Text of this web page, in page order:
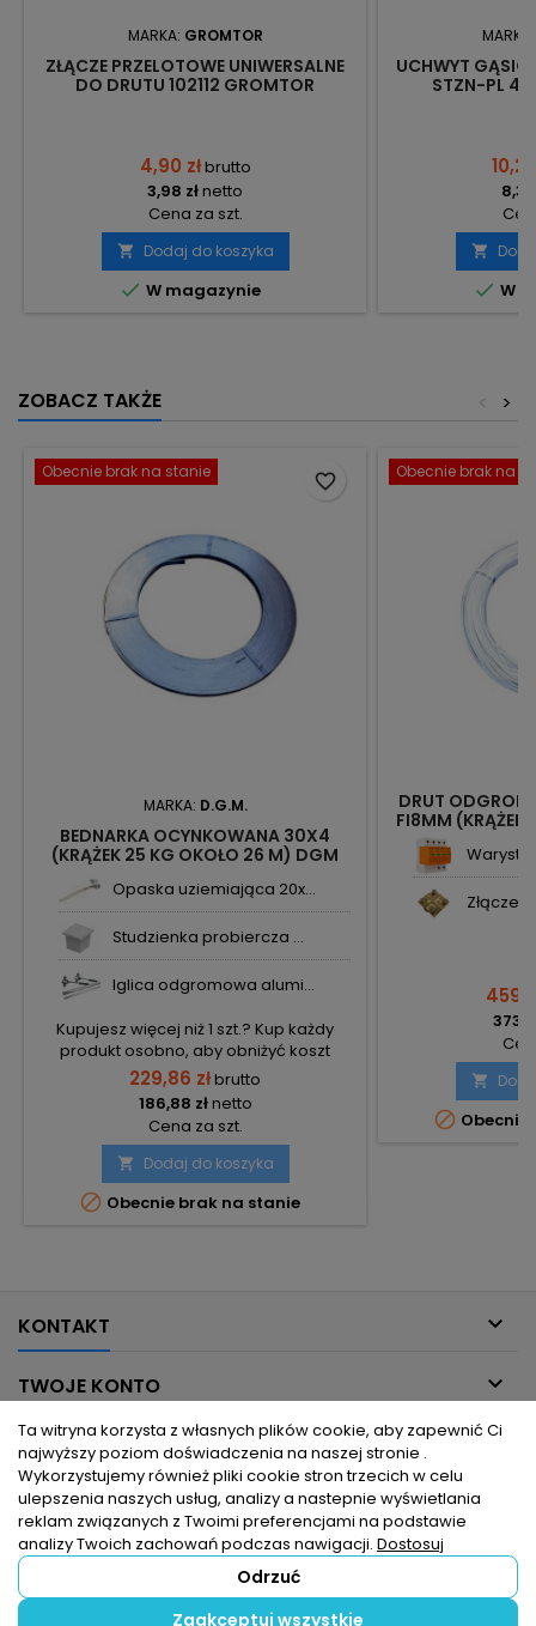
MARKA: GROMTOR
ZŁĄCZE PRZELOTOWE UNIWERSALNE
DO DRUTU 102112 GROMTOR
4,90 złbrutto
3,98 złnetto
Cena za szt.
 Dodaj do koszyka
 W magazynie
UCHWYT
STZN-PL

 W
ZOBACZ TAKŻE >
<
Obecnie brak na stanie
MARKA: D.G.M.
BEDNARKA OCYNKOWANA 30X4
(KRĄŻEK 25 KG OKOŁO 26 M) DGM
Opaska uziemiająca 20x...
Studzienka probiercza ...
Iglica odgromowa alumi...
Kupujesz więcej niż 1 szt.? Kup każdy
produkt osobno, aby obniżyć koszt
transportu!
229,86 złbrutto
186,88 złnetto
Cena za szt.
 Dodaj do koszyka
 Obecnie brak na stanie
favorite_border Obecnie brak na
DRUT
FI8MM (KRĄŻEK
Złącze


KONTAKT 
TWOJE KONTO 
INFORMACJE DLA CIEBIE 
PRODUKTY
© Copyright 2026 hurtownia elektryczna dlaelektrykow.pl. Wszelkie
Ta witryna korzysta z własnych plików cookie, aby zapewnić Ci
najwyższy poziom doświadczenia na naszej stronie .
Wykorzystujemy również pliki cookie stron trzecich w celu
ulepszenia naszych usług, analizy a nastepnie wyświetlania
reklam związanych z Twoimi preferencjami na podstawie
analizy Twoich zachowań podczas nawigacji. Dostosuj
Odrzuć
Zaakceptuj wszystkie